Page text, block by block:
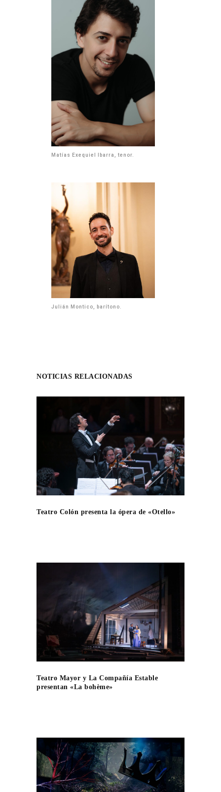
Matías Exequiel Ibarra, tenor.
Julián Montico, barítono.
NOTICIAS RELACIONADAS
Teatro Colón presenta la ópera de «Otello»
Teatro Mayor y La Compañía Estable
presentan «La bohème»